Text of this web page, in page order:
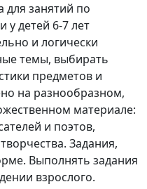
для занятий по
детей 6-7 лет
и логически
темы, выбирать
предметов и
на разнообразном,
материале:
и поэтов,
Задания,
Выполнять задания
взрослого.